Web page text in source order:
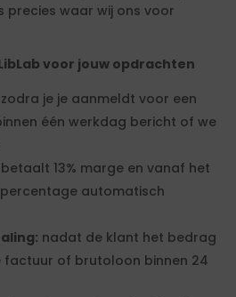
precies waar wij ons voor
voor jouw opdrachten
zodra je je aanmeldt voor een
één werkdag bericht of we
13% marge en vanaf het
automatisch
nadat de klant het bedrag
of brutoloon binnen 24